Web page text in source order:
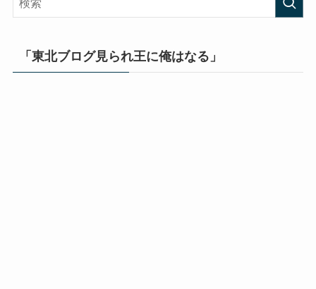
「東北ブログ見られ王に俺はなる」